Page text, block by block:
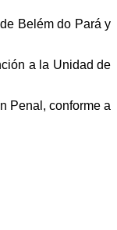
Belém do Pará y
a la Unidad de
Penal, conforme a